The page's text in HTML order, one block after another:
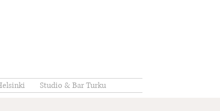
Studio & Bar Turku